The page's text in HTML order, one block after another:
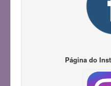
Página do